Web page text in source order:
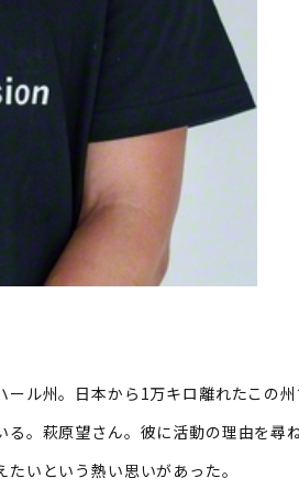
ル州。日本から1万キロ離れたこの
る。萩原望さん。彼に活動の理由を尋
たいという熱い思いがあった。